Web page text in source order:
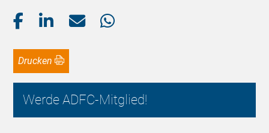
Drucken
Werde ADFC-Mitglied!